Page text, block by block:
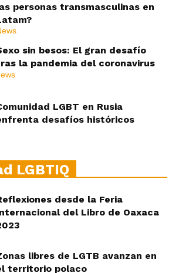
personas transmasculinas en
sin besos: El gran desafío
la pandemia del coronavirus
LGBT en Rusia
desafíos históricos
LGBTIQ
desde la Feria
del Libro de Oaxaca
libres de LGTB avanzan en
territorio polaco